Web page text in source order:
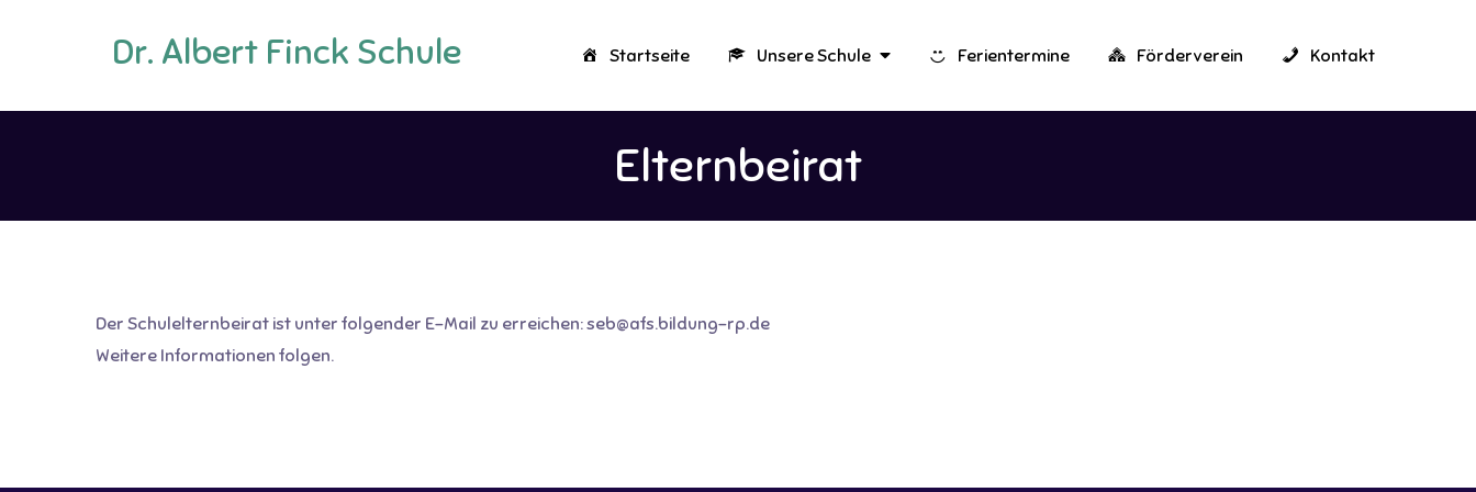
Dr. Albert Finck Schule Startseite Unsere Schule Ferientermine Förderverein Kontakt
Elternbeirat
Der Schulelternbeirat ist unter folgender E-Mail zu erreichen:seb@afs.bildung-rp.de
Weitere Informationen folgen.